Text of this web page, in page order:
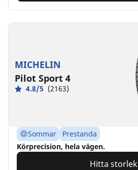
MICHELIN
Pilot Sport 4
4.8/5 (2163)
Sommar
Prestanda
Körprecision, hela vägen.
Hitta storlek